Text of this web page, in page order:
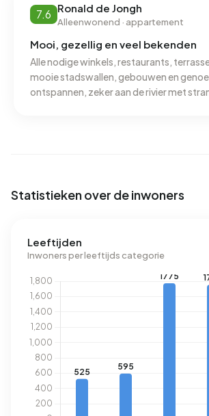
en plantjes zou wel leuk zijn. vooral
zoveel leuker en gezelliger.
7.6 Ronald de Jongh
Alleenwonend · appartement
Mooi, gezellig en veel bekenden
Alle nodige winkels, restaurants,
mooie stadswallen, gebouwen en
ontspannen, zeker aan de rivier met
Statistieken over de inwoners
Leeftijden
Inwoners per leeftijds categorie